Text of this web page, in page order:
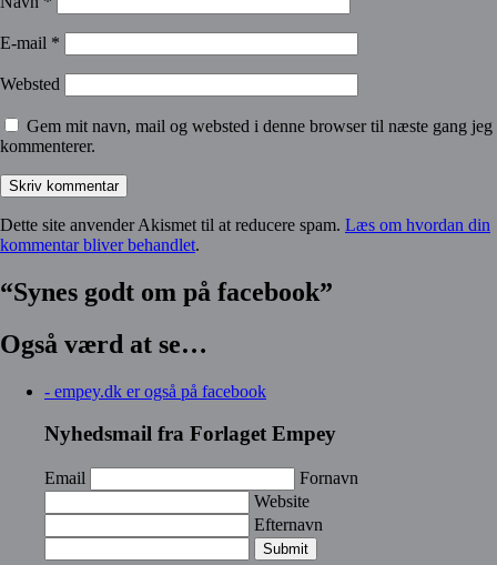
E-mail *
Websted
Gem mit navn, mail og websted i denne browser til næste gang jeg
kommenterer.
Dette site anvender Akismet til at reducere spam. Læs om hvordan din
kommentar bliver behandlet.
“Synes godt om på facebook”
Også værd at se…
- empey.dk er også på facebook
Nyhedsmail fra Forlaget Empey
Email
Fornavn
Website
Efternavn
Submit